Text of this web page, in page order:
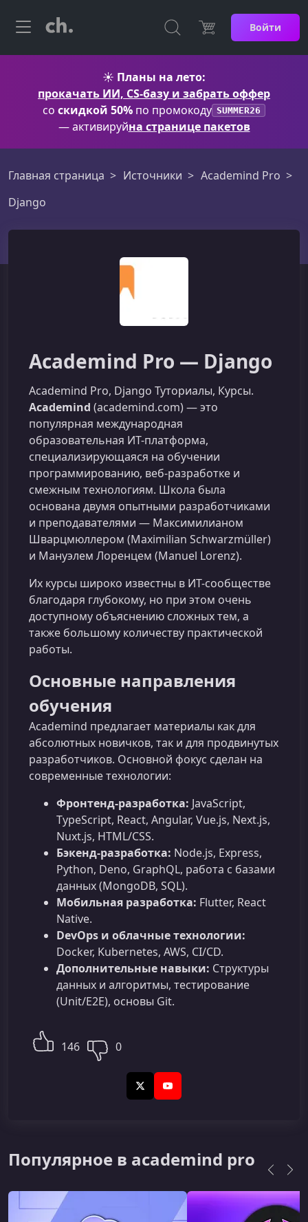
Войти
☀️ Планы на лето:
прокачать ИИ, CS-базу и забрать оффер
со скидкой 50% по промокоду SUMMER26
— активируйна странице пакетов
Главная страница Источники
Academind Pro
Django
Academind Pro — Django
Academind Pro, Django Туториалы, Курсы.
Academind (academind.com) — это
популярная международная
образовательная ИТ-платформа,
специализирующаяся на обучении
программированию, веб-разработке и
смежным технологиям. Школа была
основана двумя опытными разработчиками
и преподавателями — Максимилианом
Шварцмюллером (Maximilian Schwarzmüller)
и Мануэлем Лоренцем (Manuel Lorenz).
Их курсы широко известны в ИТ-сообществе
благодаря глубокому, но при этом очень
доступному объяснению сложных тем, а
также большому количеству практической
работы.
Основные направления
обучения
Academind предлагает материалы как для
абсолютных новичков, так и для продвинутых
разработчиков. Основной фокус сделан на
современные технологии:
Фронтенд-разработка: JavaScript,
TypeScript, React, Angular, Vue.js, Next.js,
Nuxt.js, HTML/CSS.
Бэкенд-разработка: Node.js, Express,
Python, Deno, GraphQL, работа с базами
данных (MongoDB, SQL).
Мобильная разработка: Flutter, React
Native.
DevOps и облачные технологии:
Docker, Kubernetes, AWS, CI/CD.
Дополнительные навыки: Структуры
данных и алгоритмы, тестирование
(Unit/E2E), основы Git.
146 0
X (Twitter)YouTube
Популярное в academind pro